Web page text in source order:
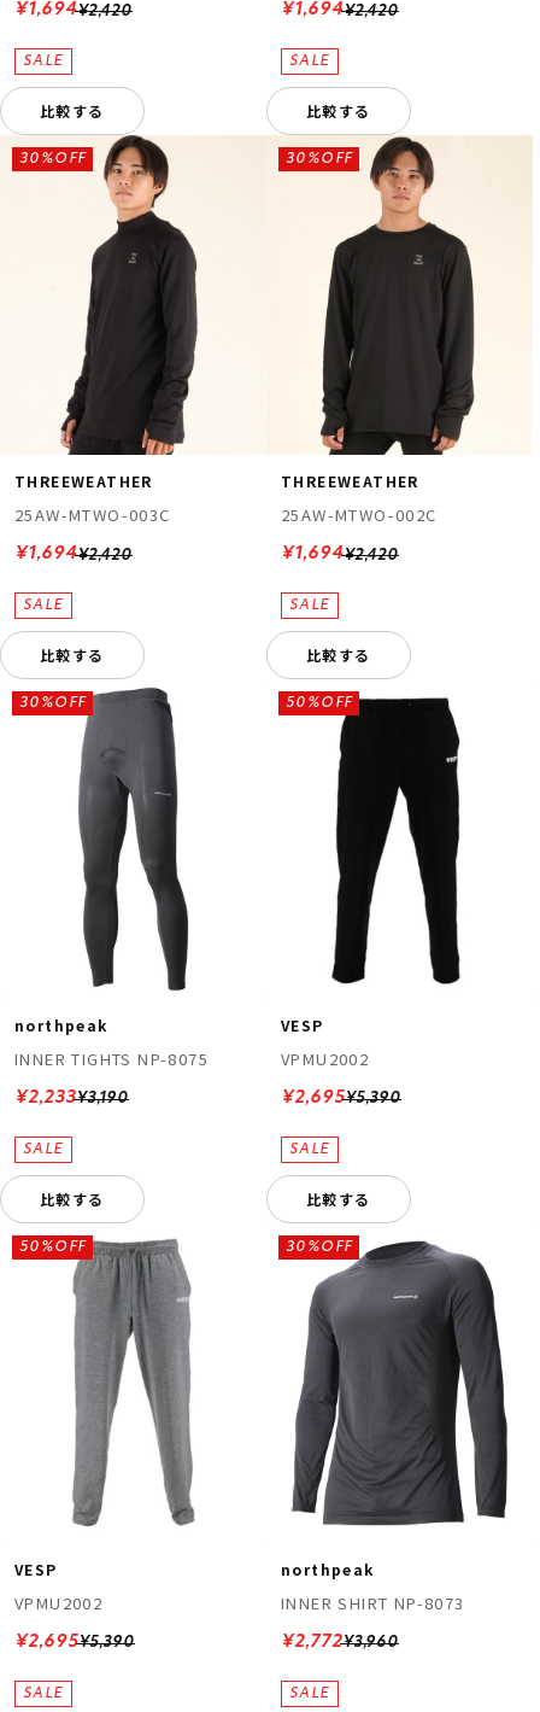
¥2,420
¥1,694
比較する
¥2,420
¥1,694
比較する
THREEWEATHER
25AW-MTWO-003C
¥2,420
30%OFF
¥1,694
比較する
THREEWEATHER
25AW-MTWO-002C
¥2,420
30%OFF
¥1,694
比較する
northpeak
INNER TIGHTS NP-8075
¥3,190
30%OFF
¥2,233
比較する
VESP
VPMU2002
¥5,390
50%OFF
¥2,695
比較する
VESP
VPMU2002
¥5,390
50%OFF
¥2,695
northpeak
INNER SHIRT NP-8073
¥3,960
30%OFF
¥2,772